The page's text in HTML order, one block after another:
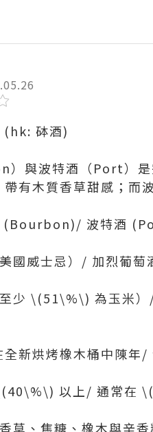
(hk: 砵酒)
與波特酒（Port）是
有木質香草甜感；而
(Bourbon)/ 波特酒
國威士忌）/ 加烈葡萄
少 \(51\%\) 為玉米）
新烘烤橡木桶中陳年
以上/ 通常在
草、焦糖、橡木與辛